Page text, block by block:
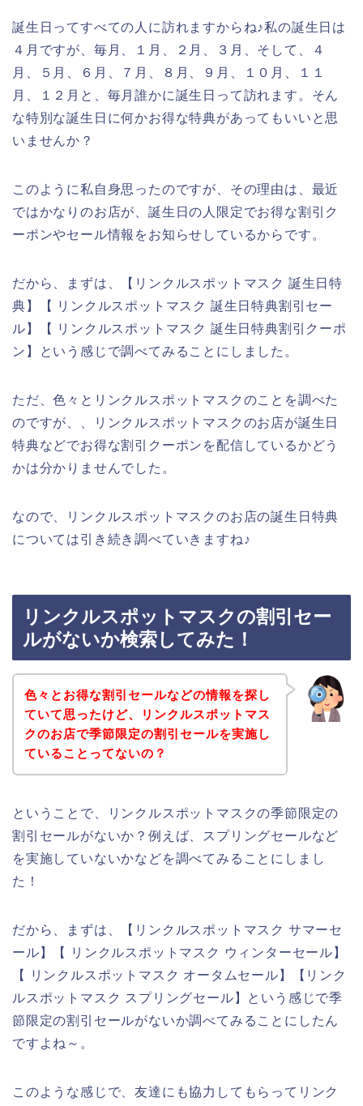
誕生日ってすべての人に訪れますからね♪私の誕生日は
４月ですが、毎月、１月、２月、３月、そして、４
月、５月、６月、７月、８月、９月、１０月、１１
月、１２月と、毎月誰かに誕生日って訪れます。そん
な特別な誕生日に何かお得な特典があってもいいと思
いませんか？
このように私自身思ったのですが、その理由は、最近
ではかなりのお店が、誕生日の人限定でお得な割引ク
ーポンやセール情報をお知らせしているからです。
だから、まずは、【リンクルスポットマスク 誕生日特
典】【 リンクルスポットマスク 誕生日特典割引セー
ル】【 リンクルスポットマスク 誕生日特典割引クーポ
ン】という感じで調べてみることにしました。
ただ、色々とリンクルスポットマスクのことを調べた
のですが、、リンクルスポットマスクのお店が誕生日
特典などでお得な割引クーポンを配信しているかどう
かは分かりませんでした。
なので、リンクルスポットマスクのお店の誕生日特典
については引き続き調べていきますね♪
リンクルスポットマスクの割引セー
ルがないか検索してみた！
色々とお得な割引セールなどの情報を探し
ていて思ったけど、リンクルスポットマス
クのお店で季節限定の割引セールを実施し
ていることってないの？
ということで、リンクルスポットマスクの季節限定の
割引セールがないか？例えば、スプリングセールなど
を実施していないかなどを調べてみることにしまし
た！
だから、まずは、【リンクルスポットマスク サマーセ
ール】【 リンクルスポットマスク ウィンターセール】
【 リンクルスポットマスク オータムセール】【リンク
ルスポットマスク スプリングセール】という感じで季
節限定の割引セールがないか調べてみることにしたん
ですよね～。
このような感じで、友達にも協力してもらってリンク